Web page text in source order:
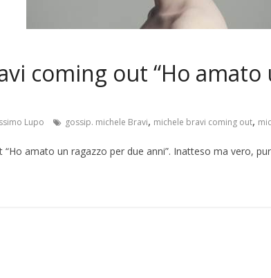
coming out “Ho amato
Lupo gossip. michele Bravi, michele bravi coming out,
amato un ragazzo per due anni”. Inatteso ma vero,